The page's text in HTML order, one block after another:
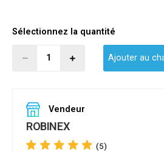
Sélectionnez la quantité
Ajouter au
Vendeur
ROBINEX
(5)